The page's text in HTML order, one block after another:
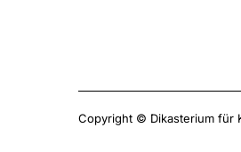
Copyright © Dikasterium für